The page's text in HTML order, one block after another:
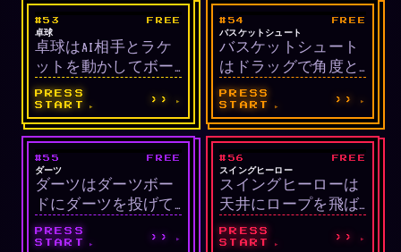
るとボーナス点が追
加され、時間が経つ
ほど速くなります。
時間で走破するタイ
ミングゲームです。
完璧なタイミングは
最大加速、誤シフト
はエンジン損傷でペ
ナルティ。
スポーツ/AI LIVE
#53 FREE
卓球
卓球はAI相手とラケ
ットを動かしてボー
ルを打ち合うクラシ
ックなPong風ゲーム
です。先に11点に到
達すると勝利、ラリ
ーが長引くほどボー
ルが速くなります。
PRESS
START
››
スポーツ/物理 LIVE
#54 FREE
バスケットシュート
バスケットシュート
はドラッグで角度と
パワーを設定してボ
ールをゴールに入れ
る物理ゲームです。
リムで屈折し、リム
中央のスイートスポ
ット通過でボーナス
点と連続成功ストリ
ークが積まれます。
PRESS
START
››
スポーツ/照準 LIVE
#55 FREE
ダーツ
ダーツはダーツボー
ドにダーツを投げて
点数を稼ぐクラシッ
クな照準ゲームで
PRESS
START
››
アーケード/物理 LIVE
#56 FREE
スイングヒーロー
スイングヒーローは
天井にロープを飛ば
し振り子運動で距離
を伸ばす物理ゲーム
PRESS
START
››